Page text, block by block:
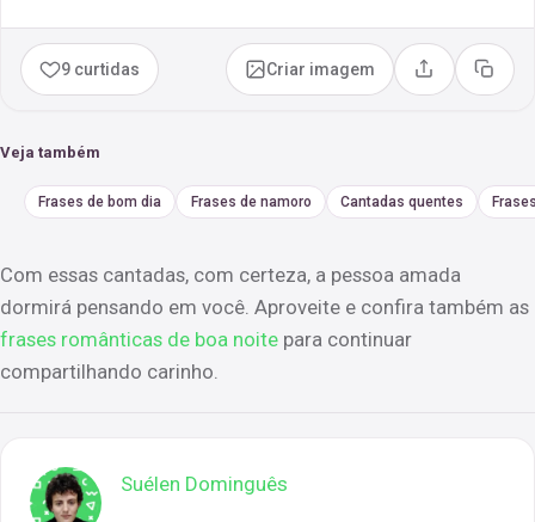
9 curtidas Criar imagem Compartilhar
Copiar
Veja também
Frases de bom dia Frases de namoro Cantadas quentes
Com essas cantadas, com certeza, a pessoa amada
dormirá pensando em você. Aproveite e confira também as
frases românticas de boa noite para continuar
compartilhando carinho.
Suélen Dominguês